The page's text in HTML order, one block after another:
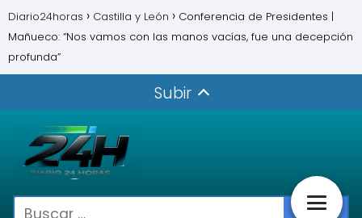
Diario24horas Castilla y León
Conferencia de Presidentes |
Mañueco: “Nos vamos con las manos vacías, fue una decepción
profunda”
Subir